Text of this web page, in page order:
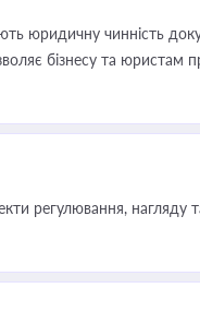
юридичну чинність
бізнесу та юристам
органами влади та
регулювання, нагляду